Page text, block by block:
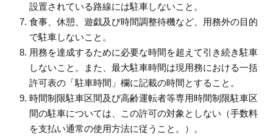
設置されている路線には駐車しないこと。
食事、休憩、遊戯及び時間調整待機など、用務外の目的
で駐車しないこと。
用務を達成するために必要な時間を超えて引き続き駐車
しないこと。また、最大駐車時間は現用務における一括
許可表の「駐車時間」欄に記載の時間とすること。
時間制限駐車区間及び高齢運転者等専用時間制限駐車区
間の駐車については、この許可の対象としない（手数料
を支払い通常の使用方法に従うこと。）。